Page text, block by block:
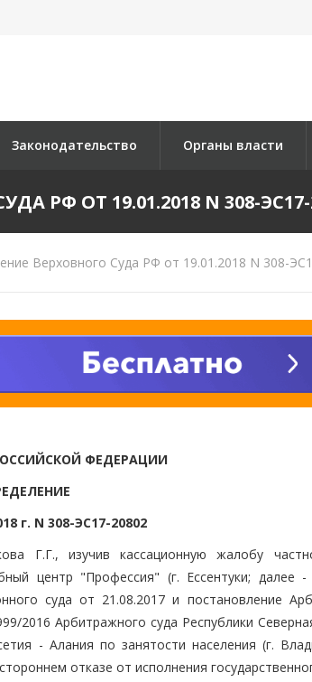
Законодательство Органы власти
РФ ОТ 19.01.2018 N 308-ЭС17-
Верховного Суда РФ от 19.01.2018 N 308-
ФЕДЕРАЦИИ
г. N 308-ЭС17-20802
Г.Г., изучив кассационную жалобу
центр "Профессия" (г. Ессентуки; далее
суда от 21.08.2017 и постановление
2016 Арбитражного суда Республики
- Алания по занятости населения (г.
отказе от исполнения